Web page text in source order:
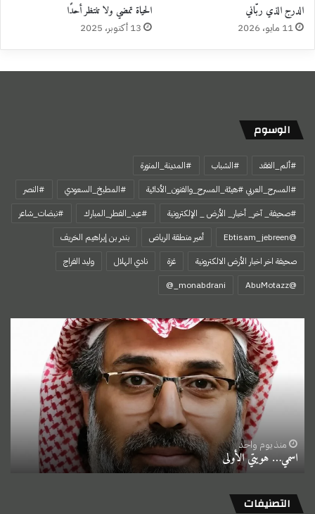
الدرج الذي ربّاني
11 مايو، 2026
الحياة تمضي ولا تنتظر أحدًا
13 أكتوبر، 2025
الوسوم
#ألم_الفقد #الشباب
#المدينة_المنورة
#المسرح_العربي #هيئة_المسرح_والفنون_الأدائية
#المطبخ_السعودي
#النصر
#صحيفة_ آخر_ أخبار_ الأرض _ الإلكترونية
#عيد_الفطر_المبارك
#نبضات_شاعر
@Ebtisam_jebreen
أمير منطقة الرياض
بندر بن إبراهيم الخريف
صحيفة اخر اخبار الأرض الالكترونية
غزة نادي الهلال
وليد الفراج
‏@AbuMotazz
منذ يوم واحد
اسمي… هويتي الأولى
التصنيفات